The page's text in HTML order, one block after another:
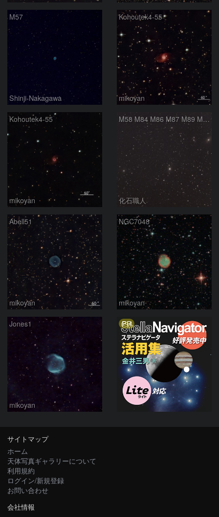
M57
Shinji-Nakagawa
Kohoutek4-55
mikoyan
Kohoutek4-55
mikoyan
M58 M84 M86 M87 M89 M90 マルカリアンの銀河鎖 おとめ座 かみのけ座
化石職人
Abell51
mikoyan
NGC7048
mikoyan
Jones1
mikoyan
PR
サイトマップ
ホーム
天体写真ギャラリーについて
利用規約
ログイン/新規登録
お問い合わせ
会社情報